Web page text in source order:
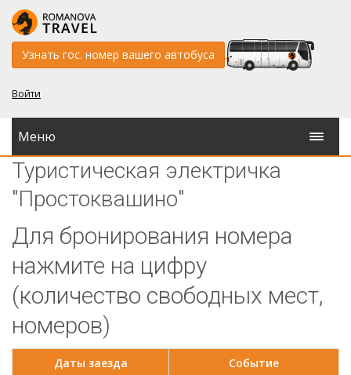
Узнать гос. номер вашего автобуса
Войти
Меню
Туристическая электричка
"Простоквашино"
Для бронирования номера
нажмите на цифру
(количество свободных мест,
номеров)
Даты заезда Событие